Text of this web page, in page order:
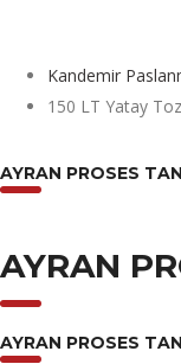
Kandemir
150 LT Yatay Toz
AYRAN PROSES
AYRAN
AYRAN PROSES